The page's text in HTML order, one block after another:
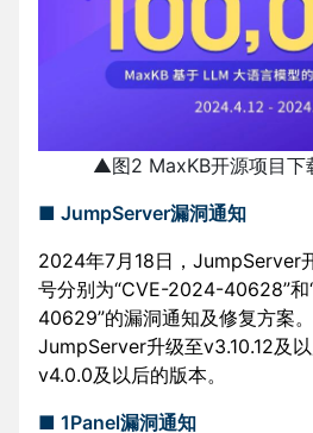
▲图2 MaxKB开源项目下
■ JumpServer漏洞通知
2024年7月18日，JumpServer
号分别为“CVE-2024-40628”
40629”的漏洞通知及修复方案
JumpServer升级至v3.10.12及
v4.0.0及以后的版本。
■ 1Panel漏洞通知